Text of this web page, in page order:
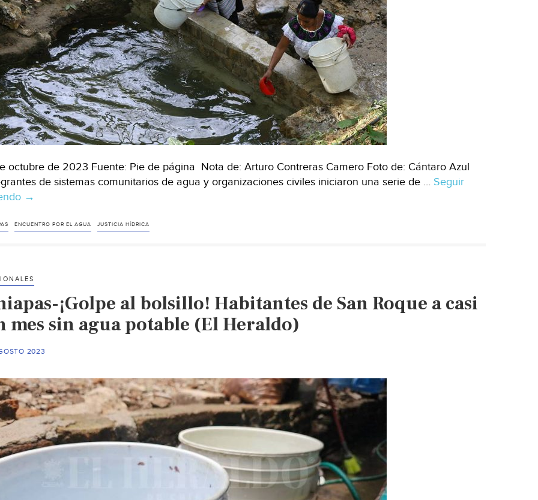
octubre de 2023 Fuente: Pie de página Nota de: Arturo Contreras Camero Foto de: Cántaro Azul
de sistemas comunitarios de agua y organizaciones civiles iniciaron una serie de … Seguir
Chiapas-
plan
llevar
agua
al
campo
de
(Pie
de
Página)
→
ENCUENTRO POR EL AGUA JUSTICIA HÍDRICA
¡Golpe al bolsillo! Habitantes de San Roque a casi
mes sin agua potable (El Heraldo)
2023